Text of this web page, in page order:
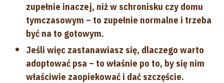
zupełnie inaczej, niż w schronisku czy domu
tymczasowym – to zupełnie normalne i trzeba
być na to gotowym.
Jeśli więc zastanawiasz się, dlaczego warto
adoptować psa – to właśnie po to, by się nim
właściwie zaopiekować i dać szczęście.